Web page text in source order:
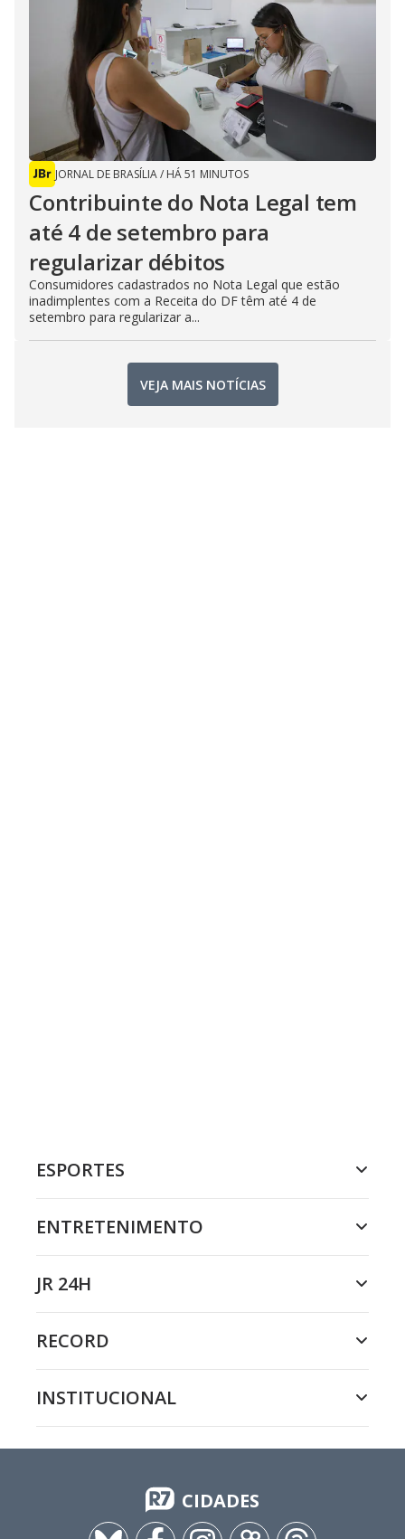
JORNAL DE BRASÍLIA/ HÁ 51 MINUTOS
Contribuinte do Nota Legal tem
até 4 de setembro para
regularizar débitos
Consumidores cadastrados no Nota Legal que estão
inadimplentes com a Receita do DF têm até 4 de
setembro para regularizar a...
VEJA MAIS NOTÍCIAS
ESPORTES
ENTRETENIMENTO
JR 24H
RECORD
INSTITUCIONAL
CIDADES